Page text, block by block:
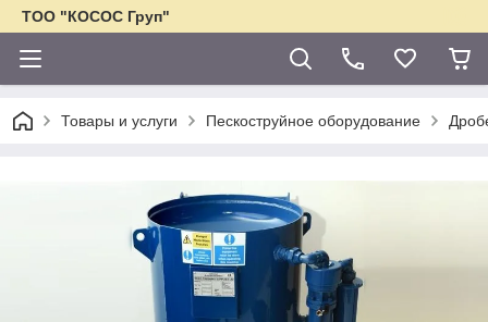
ТОО "КОСОС Груп"
Товары и услуги Пескоструйное оборудование